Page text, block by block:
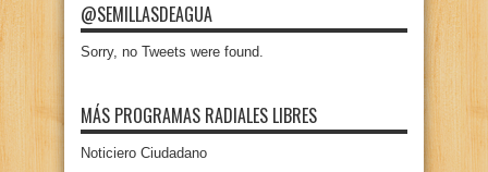
@SEMILLASDEAGUA
Sorry, no Tweets were found.
MÁS PROGRAMAS RADIALES LIBRES
Noticiero Ciudadano